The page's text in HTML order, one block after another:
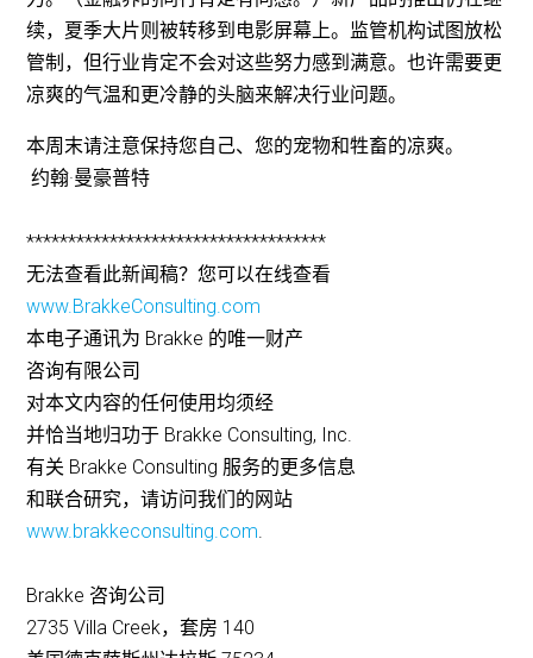
续，夏季大片则被转移到电影屏幕上。监管机构试图放松
管制，但行业肯定不会对这些努力感到满意。也许需要更
凉爽的气温和更冷静的头脑来解决行业问题。
本周末请注意保持您自己、您的宠物和牲畜的凉爽。
约翰·曼豪普特
************************************
无法查看此新闻稿？您可以在线查看
www.BrakkeConsulting.com
本电子通讯为 Brakke 的唯一财产
咨询有限公司
对本文内容的任何使用均须经
并恰当地归功于 Brakke Consulting, Inc.
有关 Brakke Consulting 服务的更多信息
和联合研究，请访问我们的网站
www.brakkeconsulting.com.
Brakke 咨询公司
2735 Villa Creek，套房 140